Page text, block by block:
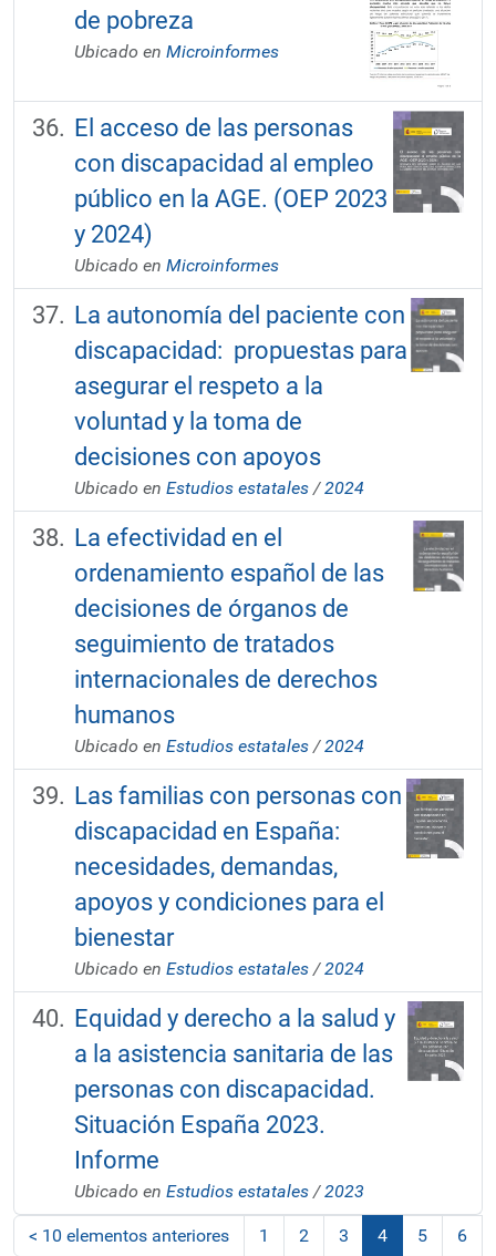
de pobreza
Ubicado en Microinformes
El acceso de las personas
con discapacidad al empleo
público en la AGE. (OEP 2023
y 2024)
Ubicado en Microinformes
La autonomía del paciente con
discapacidad: propuestas para
asegurar el respeto a la
voluntad y la toma de
decisiones con apoyos
Ubicado en Estudios estatales /2024
La efectividad en el
ordenamiento español de las
decisiones de órganos de
seguimiento de tratados
internacionales de derechos
humanos
Ubicado en Estudios estatales /2024
Las familias con personas con
discapacidad en España:
necesidades, demandas,
apoyos y condiciones para el
bienestar
Ubicado en Estudios estatales /2024
Equidad y derecho a la salud y
a la asistencia sanitaria de las
personas con discapacidad.
Situación España 2023.
Informe
Ubicado en Estudios estatales /2023
< 10 elementos anteriores 1 2 3
4
5
6